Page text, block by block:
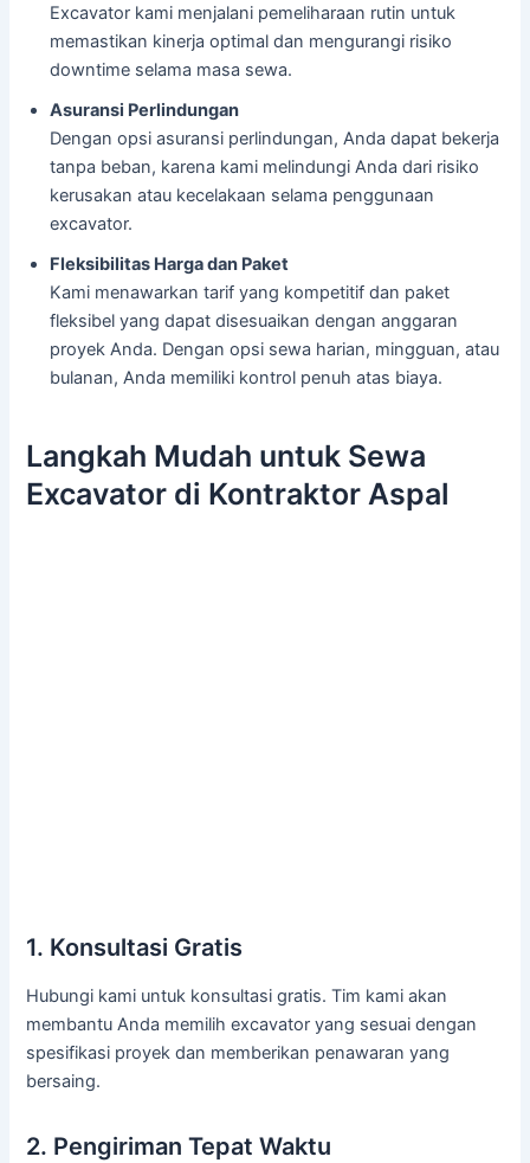
Excavator kami menjalani pemeliharaan rutin untuk
memastikan kinerja optimal dan mengurangi risiko
downtime selama masa sewa.
Asuransi Perlindungan
Dengan opsi asuransi perlindungan, Anda dapat bekerja
tanpa beban, karena kami melindungi Anda dari risiko
kerusakan atau kecelakaan selama penggunaan
excavator.
Fleksibilitas Harga dan Paket
Kami menawarkan tarif yang kompetitif dan paket
fleksibel yang dapat disesuaikan dengan anggaran
proyek Anda. Dengan opsi sewa harian, mingguan, atau
bulanan, Anda memiliki kontrol penuh atas biaya.
Langkah Mudah untuk Sewa
Excavator di Kontraktor Aspal
1. Konsultasi Gratis
Hubungi kami untuk konsultasi gratis. Tim kami akan
membantu Anda memilih excavator yang sesuai dengan
spesifikasi proyek dan memberikan penawaran yang
bersaing.
2. Pengiriman Tepat Waktu